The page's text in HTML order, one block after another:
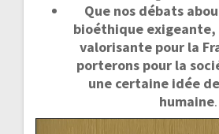
Que nos débats
bioéthique
valorisante pour la
porterons pour la
une certaine idée
humaine